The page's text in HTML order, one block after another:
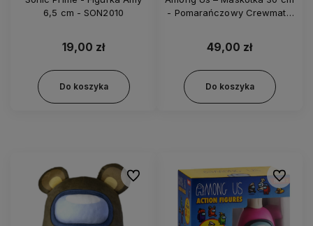
6,5 cm - SON2010
19,00 zł
Do koszyka
- Pomarańczowy Crewmate
49,00 zł
Do koszyka
Do ulubionych Do